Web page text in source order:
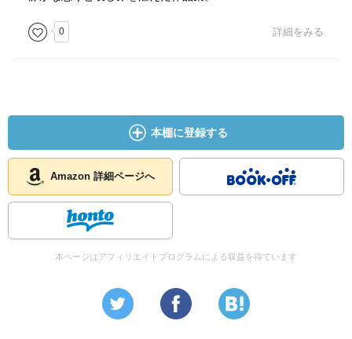
0 詳細をみる
本棚に登録する
Amazon 詳細ページへ
本ページはアフィリエイトプログラムによる収益を得ています